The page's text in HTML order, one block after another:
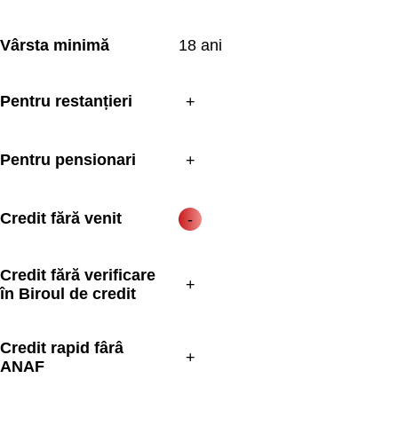
Vârsta minimă 18 ani
Pentru restanțieri
Pentru pensionari
Credit fără venit
Credit fără verificare
în Biroul de credit
Credit rapid fârâ
ANAF